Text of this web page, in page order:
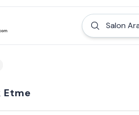
Salon
Etme